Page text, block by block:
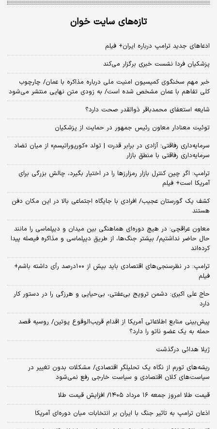
تازه‌های سایت خوان
ادعاهای جدید ترامپ درباره ایران+ فیلم
پزشکیان فردا نشست خبری برگزار می‌کند
خبر مهم سخنگوی کمیسیون امنیت ملی درباره مذاکره با عمان/ چارچوب
کلی تفاهم با عمان مشخص شده است/ به زودی متن نهایی منتشر می‌شود
شایعه استعفای محمدباقر ذوالقدر صحت دارد؟
توئیت معنادار معاون رئیس جمهور در حمایت از پزشکیان
سرمایه‌داری رفاقتی؛ آزادی در برابر قدرت | تولد «کورپوراتیسم» از میان تضاد
سرمایه‌داری رفاقتی با منطق بازار
ترامپ: اگر چین کنترل بازار رمزارزها را در اختیار بگیرد، چالش بزرگی برای
آمریکا است+ فیلم
کشف یک گورستان عجیب/ افرادی با جایگاه اجتماعی بالا در این مکان دفن
هستند
معاون عراقچی: در هیچ دوره‌ای هماهنگی بین میدان و دیپلماسی را مانند
حال حاضر نداشتیم/ بیشتر جنگ‌ها، از طریق دیپلماسی و مذاکره فیصله پیدا
کرده‌اند
ترامپ: در نظرسنجی‌های اقتصادی باید بیش از ۱۰۰درصد رأی داشته باشم+
فیلم
حاج علی اکبری: دشمن ترویج بی‌عفتی، بی‌حیایی و هرزگی را در دستور کار
دارد
پیش‌بینی منابع اطلاعاتی آمریکا از اقدام قریب‌الوقوع پوتین/ روسیه قصد
حمله به یک عضو ناتو را دارد؟
ژیلا هدائی درگذشت
ریشه‌های تورم از نگاه یک تحلیلگر اقتصادی/ مشکلات بدون تغییر در
سیاست‌های کلان اقتصادی و سیاست خارجی رفع نمی‌شود
قیمت طلا امروز جمعه ۱۶ مرداد ۱۴۰۵/ افزایش قیمت طلا
اذعان ترامپ به تاثیر جنگ با ایران بر انتخابات میان دوره‌ای آمریکا